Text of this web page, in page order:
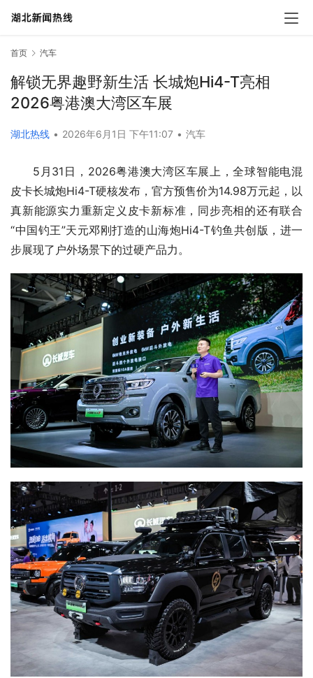
首页 汽车
解锁无界趣野新生活 长城炮Hi4-T亮相
2026粤港澳大湾区车展
湖北热线 • 2026年6月1日 下午11:07 • 汽车
5月31日，2026粤港澳大湾区车展上，全球智能电混
皮卡长城炮Hi4-T硬核发布，官方预售价为14.98万元起，以
真新能源实力重新定义皮卡新标准，同步亮相的还有联合
“中国钓王”天元邓刚打造的山海炮Hi4-T钓鱼共创版，进一
步展现了户外场景下的过硬产品力。